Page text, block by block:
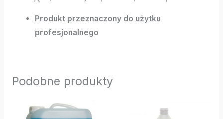
Produkt przeznaczony do użytku
profesjonalnego
Podobne produkty